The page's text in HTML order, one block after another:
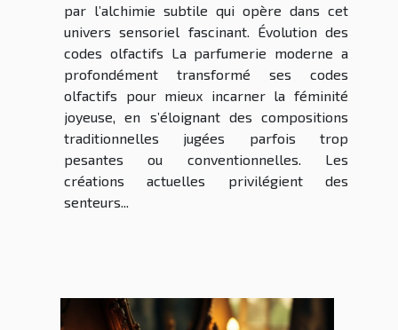
par l’alchimie subtile qui opère dans cet
univers sensoriel fascinant. Évolution des
codes olfactifs La parfumerie moderne a
profondément transformé ses codes
olfactifs pour mieux incarner la féminité
joyeuse, en s’éloignant des compositions
traditionnelles jugées parfois trop
pesantes ou conventionnelles. Les
créations actuelles privilégient des
senteurs...